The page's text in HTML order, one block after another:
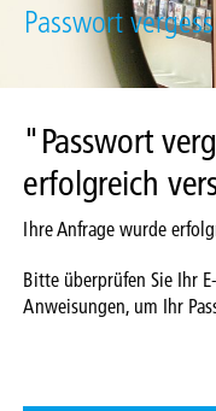
Passwort
"Passwort
erfolgreich
Ihre Anfrage wurde
Bitte überprüfen Sie Ihr
Anweisungen, um Ihr